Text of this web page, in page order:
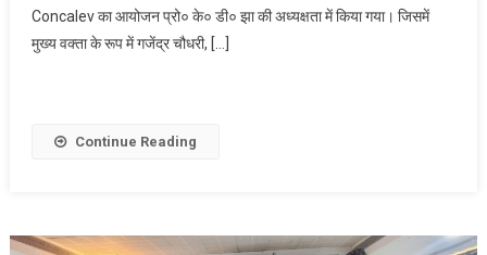
Conclave On
Concalev का आयोजन प्रो० के० डी० झा की अध्यक्षता में किया गया। जिसमें
मुख्य वक्ता के रूप में गजेंद्र चौधरी, […]
Continue Reading